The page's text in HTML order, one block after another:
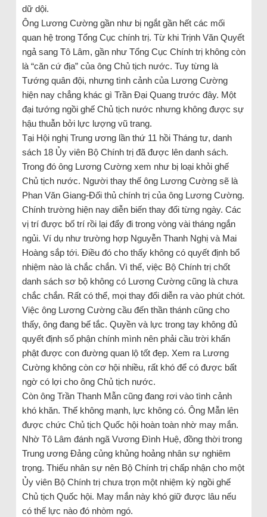
dữ dội.
Ông Lương Cường gần như bị ngắt gần hết các mối
quan hệ trong Tổng Cục chính trị. Từ khi Trịnh Văn Quyết
ngả sang Tô Lâm, gần như Tổng Cục Chính trị không còn
là “căn cứ địa” của ông Chủ tịch nước. Tuy từng là
Tướng quân đội, nhưng tình cảnh của Lương Cường
hiện nay chẳng khác gì Trần Đại Quang trước đây. Một
đại tướng ngồi ghế Chủ tịch nước nhưng không được sự
hậu thuẫn bởi lực lượng vũ trang.
Tại Hội nghị Trung ương lần thứ 11 hồi Tháng tư, danh
sách 18 Ủy viên Bộ Chính trị đã được lên danh sách.
Trong đó ông Lương Cường xem như bị loại khỏi ghế
Chủ tịch nước. Người thay thế ông Lương Cường sẽ là
Phan Văn Giang-Đối thủ chính trị của ông Lương Cường.
Chính trường hiện nay diễn biến thay đổi từng ngày. Các
vị trí được bố trí rồi lại đẩy đi trong vòng vài tháng ngắn
ngủi. Ví dụ như trường hợp Nguyễn Thanh Nghị và Mai
Hoàng sắp tới. Điều đó cho thấy không có quyết định bổ
nhiệm nào là chắc chắn. Vì thế, việc Bộ Chính trị chốt
danh sách sơ bộ không có Lương Cường cũng là chưa
chắc chắn. Rất có thể, mọi thay đổi diễn ra vào phút chót.
Việc ông Lương Cường cầu đến thần thánh cũng cho
thấy, ông đang bế tắc. Quyền và lực trong tay không đủ
quyết định số phận chính mình nên phải cầu trời khấn
phật được con đường quan lộ tốt đẹp. Xem ra Lương
Cường không còn cơ hội nhiều, rất khó để có được bất
ngờ có lợi cho ông Chủ tịch nước.
Còn ông Trần Thanh Mẫn cũng đang rơi vào tình cảnh
khó khăn. Thế không mạnh, lực không có. Ông Mẫn lên
được chức Chủ tịch Quốc hội hoàn toàn nhờ may mắn.
Nhờ Tô Lâm đánh ngã Vương Đình Huệ, đồng thời trong
Trung ương Đảng củng khủng hoảng nhân sự nghiêm
trọng. Thiếu nhân sự nên Bộ Chính trị chấp nhận cho một
Ủy viên Bộ Chính trị chưa trọn một nhiệm kỳ ngồi ghế
Chủ tịch Quốc hội. May mắn này khó giữ được lâu nếu
có thế lực nào đó nhòm ngó.